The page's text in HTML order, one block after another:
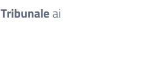
Tribunaleai